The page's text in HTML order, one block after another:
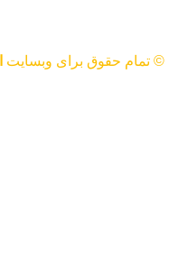
© تمام حقوق برای وبسایت